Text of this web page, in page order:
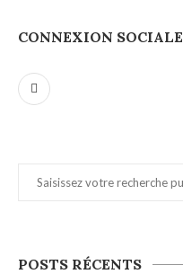
CONNEXION SOCIALE
POSTS RÉCENTS